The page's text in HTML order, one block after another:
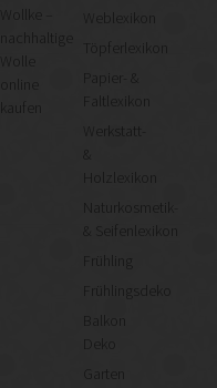
Wollke –
nachhaltige
kaufen
Weblexikon
Töpferlexikon
Papier- &
Faltlexikon
Werkstatt-
&
Holzlexikon
Naturkosmetik-
& Seifenlexikon
Frühling
Frühlingsdeko
Deko
Garten